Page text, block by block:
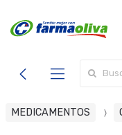
MEDICAMENTOS